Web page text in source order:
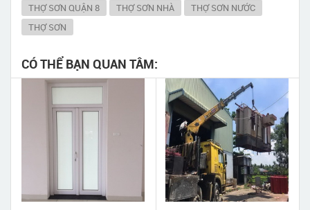
THỢ SƠN QUẬN 8
THỢ SƠN NHÀ
THỢ SƠN NƯỚC
THỢ SƠN
CÓ THỂ BẠN QUAN TÂM: